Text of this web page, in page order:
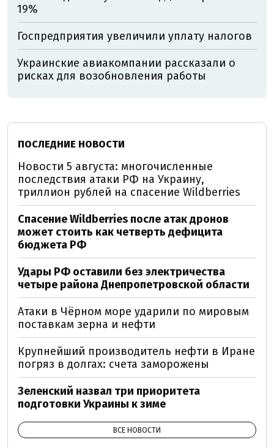
19%
Госпредприятия увеличили уплату налогов
Украинские авиакомпании рассказали о
рисках для возобновления работы
ПОСЛЕДНИЕ НОВОСТИ
Новости 5 августа: многочисленные
последствия атаки РФ на Украину,
триллион рублей на спасение Wildberries
Спасение Wildberries после атак дронов
может стоить как четверть дефицита
бюджета РФ
Удары РФ оставили без электричества
четыре района Днепропетровской области
Атаки в Чёрном море ударили по мировым
поставкам зерна и нефти
Крупнейший производитель нефти в Иране
погряз в долгах: счета заморожены
Зеленский назвал три приоритета
подготовки Украины к зиме
ВСЕ НОВОСТИ